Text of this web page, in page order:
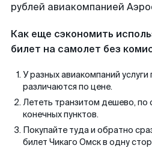
рублей авиакомпанией
Как еще сэкономить
билет на самолет без
У разных авиакомпаний услуги
различаются по цене.
Лететь транзитом дешево, по
конечных пунктов.
Покупайте туда и обратно
билет Чикаго Омск в одну